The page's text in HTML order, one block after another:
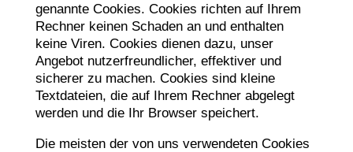
genannte Cookies. Cookies richten auf Ihrem
Rechner keinen Schaden an und enthalten
keine Viren. Cookies dienen dazu, unser
Angebot nutzerfreundlicher, effektiver und
sicherer zu machen. Cookies sind kleine
Textdateien, die auf Ihrem Rechner abgelegt
werden und die Ihr Browser speichert.
Die meisten der von uns verwendeten Cookies